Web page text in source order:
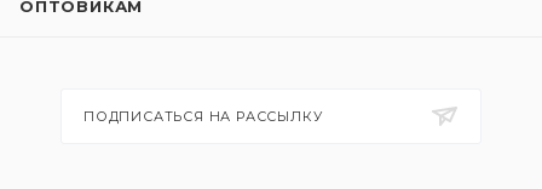
ОПТОВИКАМ
ПОДПИСАТЬСЯ НА РАССЫЛКУ